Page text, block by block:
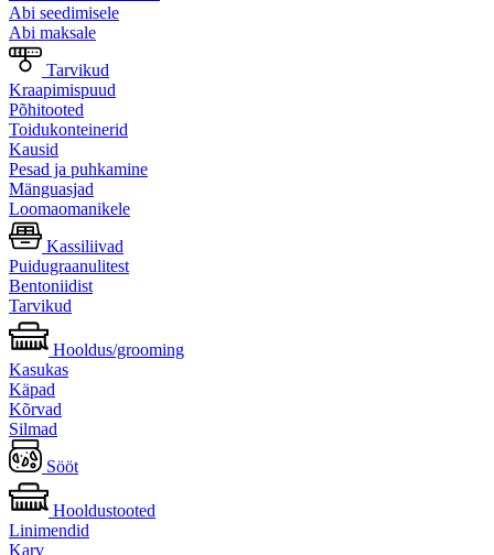
Abi seedimisele
Abi maksale
Tarvikud
Kraapimispuud
Põhitooted
Toidukonteinerid
Kausid
Pesad ja puhkamine
Mänguasjad
Loomaomanikele
Kassiliivad
Puidugraanulitest
Bentoniidist
Tarvikud
Hooldus/grooming
Kasukas
Käpad
Kõrvad
Silmad
Sööt
Hooldustooted
Linimendid
Karv